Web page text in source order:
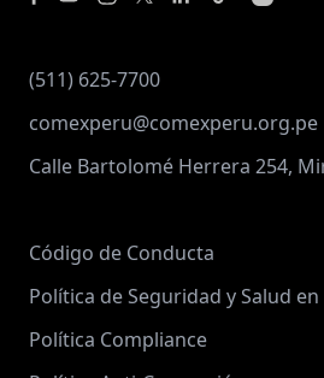
(511) 625-7700
comexperu@comexperu.org.pe
Calle Bartolomé Herrera 254,
Código de Conducta
Política de Seguridad y Salud
Política Compliance